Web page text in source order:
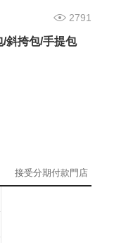
2791
斜挎包/手提包
接受分期付款門店